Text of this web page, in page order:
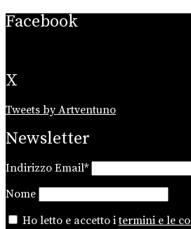
Facebook
X
Tweets by Artventuno
Newsletter
Indirizzo Email*
Nome
Ho letto e accetto itermini e le